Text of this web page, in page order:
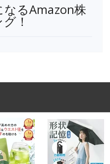
なるAmazon株
！